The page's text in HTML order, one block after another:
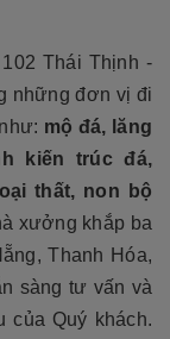
Thái Thịnh -
những đơn vị đi
mộ đá, lăng
kiến trúc đá,
thất, non bộ
xưởng khắp ba
Thanh Hóa,
sàng tư vấn và
của Quý khách.